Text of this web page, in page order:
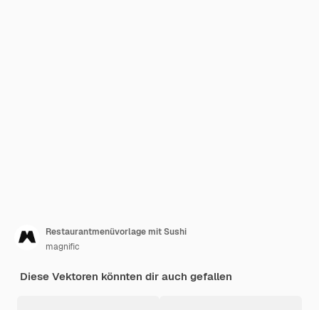
Restaurantmenüvorlage mit Sushi
magnific
Diese Vektoren könnten dir auch gefallen